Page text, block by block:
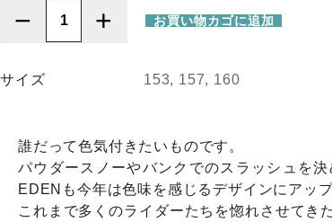
−
FANATIC
ッ
ク)
EDEN
+ お買い物カゴに追加
サイズ 153, 157, 160
誰だって色気付きたいものです。
パウダースノーやバンクでのスラッシュを
EDENも今年は色味を感じるデザインにアッ
これまで多くのライダーたちを惚れさせてき